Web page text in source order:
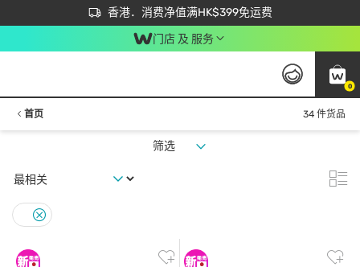
香港．消费净值满HK$399免运费
立即成为易赏钱会员尽享独家优惠
首次APP下单买满$450 输入 NEWAPP 即减$50
门店 及 服务
0
首页 34 件货品
筛选